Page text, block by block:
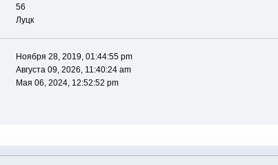
56
Луцк
Ноября 28, 2019, 01:44:55 pm
Августа 09, 2026, 11:40:24 am
Мая 06, 2024, 12:52:52 pm